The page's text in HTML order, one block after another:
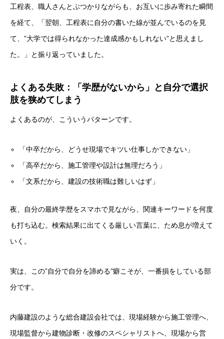
工程表、職人さんとぶつかりながらも、お互いに歩み寄れた瞬間
を経て、「翌朝、工程表に自分の書いた線が並んでいるのを見
て、”大学では得られなかった達成感かもしれない”と思えまし
た。」と振り返っていました。
よくある失敗：「学歴がないから」と自分で選択
肢を狭めてしまう
よくあるのが、こういうパターンです。
「中卒だから、どうせ現場でキツい仕事しかできない」
「高卒だから、施工管理や設計は無理だろう」
「文系だから、建設の技術職は難しいはず」
夜、自分の最終学歴をスマホで見ながら、関連キーワードを何度
も打ち込む。検索結果に出てくる厳しい言葉に、ため息が増えて
いく。
実は、この”自分で自分を諦める”癖こそが、一番損をしている部
分です。
内藤建設のような総合建設会社では、現場経験から施工管理へ、
現場監督から建物診断・改修のスペシャリストへ、現場から営